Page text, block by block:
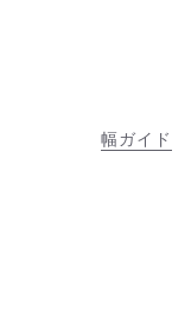
幅ガイド